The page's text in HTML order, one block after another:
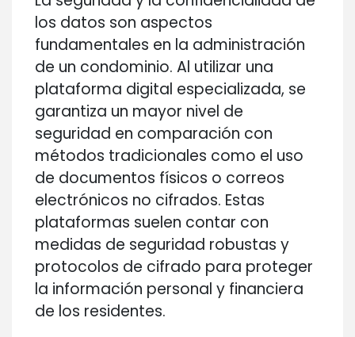
los datos son aspectos
fundamentales en la administración
de un condominio. Al utilizar una
plataforma digital especializada, se
garantiza un mayor nivel de
seguridad en comparación con
métodos tradicionales como el uso
de documentos físicos o correos
electrónicos no cifrados. Estas
plataformas suelen contar con
medidas de seguridad robustas y
protocolos de cifrado para proteger
la información personal y financiera
de los residentes.